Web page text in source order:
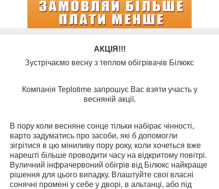
АКЦІЯ!!!
Зустрічаємо весну з теплом обігрівачів Білюкс
Компанія TeplotimeзапрошуєВас взяти участь у
весняній акції.
В пору коли весняне сонце тільки набірає чінності,
варто задуматись про засоби, які б допомогли
зігрітися в цю міниливу пору року, коли хочеться вже
нарешті більше проводити часу на відкритому повітрі.
Вуличний інфрачервоний обігрів від Білюкс найкраще
рішення для цього випадку. Влаштуйте свої власні
сонячні промені у себе у дворі, в альтанці, або під